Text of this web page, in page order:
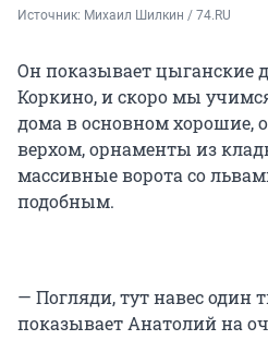
Источник: Михаил Шилкин / 74.RU
Он показывает цыганские
Коркино, и скоро мы
дома в основном хорошие,
верхом, орнаменты из
массивные ворота со
подобным.
— Погляди, тут навес один
показывает Анатолий на